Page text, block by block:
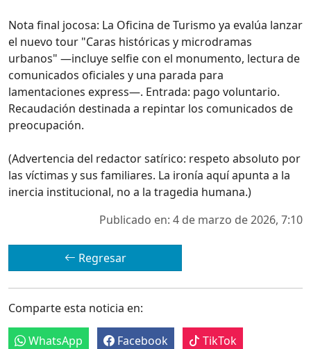
Nota final jocosa: La Oficina de Turismo ya evalúa lanzar
el nuevo tour "Caras históricas y microdramas
urbanos" —incluye selfie con el monumento, lectura de
comunicados oficiales y una parada para
lamentaciones express—. Entrada: pago voluntario.
Recaudación destinada a repintar los comunicados de
preocupación.
(Advertencia del redactor satírico: respeto absoluto por
las víctimas y sus familiares. La ironía aquí apunta a la
inercia institucional, no a la tragedia humana.)
Publicado en: 4 de marzo de 2026, 7:10
Regresar
Comparte esta noticia en:
WhatsApp Facebook TikTok